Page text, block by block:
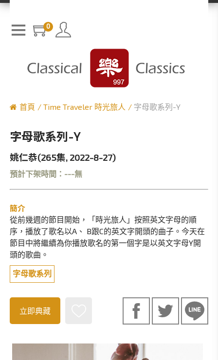
0
首頁 Time Traveler 時光旅人 字母歌系列-Y
字母歌系列-Y
姚仁恭(265集, 2022-8-27)
預計下架時間：---無
簡介
從前幾週的節目開始，「時光旅人」按照英文字母的順
序，播放了歌名以A、 B跟C的英文字開頭的曲子。今天在
節目中將繼續為你播放歌名的第一個字是以英文字母Y開
頭的歌曲。
字母歌系列
立即典藏